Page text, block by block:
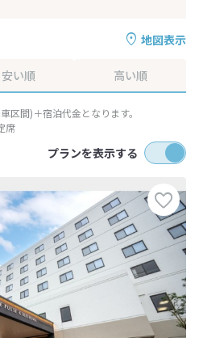
地図表示
安い順 高い順
区間)＋宿泊代金となります。
席
プランを表示する